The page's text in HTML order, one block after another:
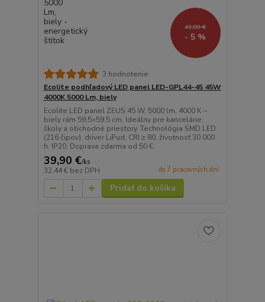
41,80 €
- 5 %
3 hodnotenie
Ecolite podhľadový LED panel LED-GPL44-45 45W
4000K 5000 Lm, biely
Ecolite LED panel ZEUS 45 W, 5000 lm, 4000 K –
biely rám 59,5×59,5 cm. Ideálny pre kancelárie,
školy a obchodné priestory. Technológia SMD LED
(216 čipov), driver LiFud, CRI ≥ 80, životnosť 30 000
h. IP20. Doprava zdarma od 50 €.
39,90 €/ks
32,44 € bez DPH do 7 pracovných dní
Pridať do košíka